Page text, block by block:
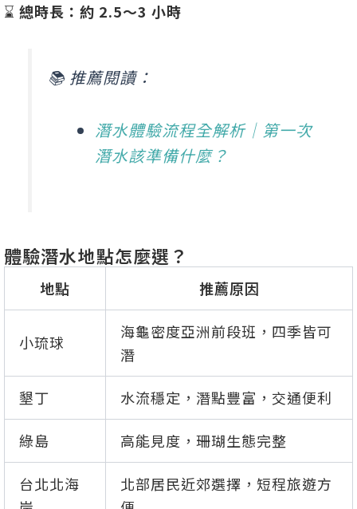
⌛ 總時長：約 2.5～3 小時
📚 推薦閱讀：
潛水體驗流程全解析｜第一次
潛水該準備什麼？
體驗潛水地點怎麼選？
地點 推薦原因
小琉球
海龜密度亞洲前段班，四季皆可
潛
墾丁 水流穩定，潛點豐富，交通便利
綠島 高能見度，珊瑚生態完整
台北北海
北部居民近郊選擇，短程旅遊方